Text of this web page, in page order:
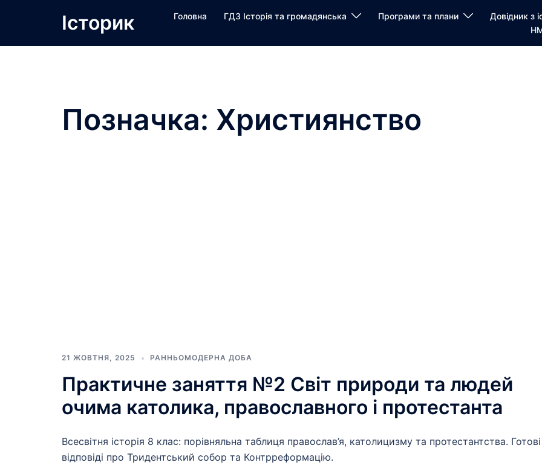
Історик Головна ГДЗ Історія та громадянська Програми та плани
Довідник з
Позначка: Християнство
21 ЖОВТНЯ, 2025 РАННЬОМОДЕРНА ДОБА
Практичне заняття №2 Світ природи та людей
очима католика, православного і протестанта
Всесвітня історія 8 клас: порівняльна таблиця православ’я, католицизму та протестантства. Готові
відповіді про Тридентський собор та Контрреформацію.